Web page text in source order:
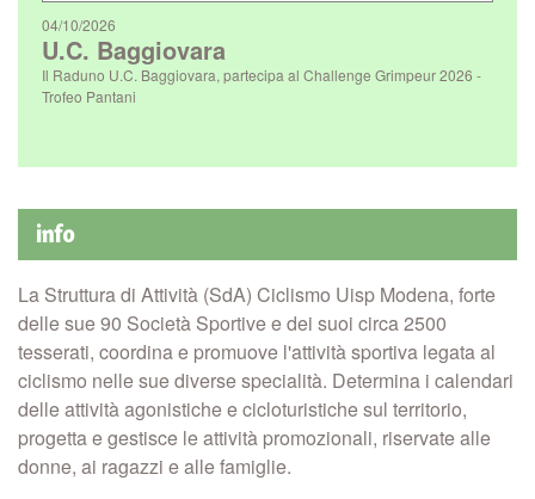
04/10/2026
U.C. Baggiovara
Il Raduno U.C. Baggiovara, partecipa al Challenge Grimpeur 2026 -
Trofeo Pantani
info
La Struttura di Attività (SdA) Ciclismo Uisp Modena, forte
delle sue 90 Società Sportive e dei suoi circa 2500
tesserati, coordina e promuove l'attività sportiva legata al
ciclismo nelle sue diverse specialità. Determina i calendari
delle attività agonistiche e cicloturistiche sul territorio,
progetta e gestisce le attività promozionali, riservate alle
donne, ai ragazzi e alle famiglie.